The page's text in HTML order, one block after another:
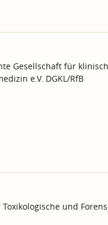
Gesellschaft für
e.V. DGKL/RfB
und